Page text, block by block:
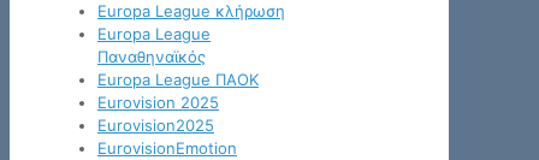
Europa League κλήρωση
Europa League
Παναθηναϊκός
Europa League ΠΑΟΚ
Eurovision 2025
Eurovision2025
EurovisionEmotion